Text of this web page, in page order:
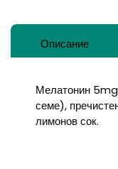
Описание
Мелатонин
семе),
лимонов сок.